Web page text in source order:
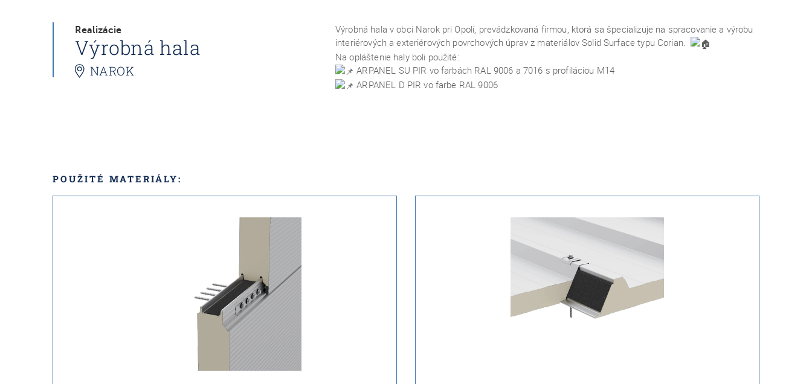
Realizácie
Výrobná hala
NAROK
Výrobná hala v obci Narok pri Opolí, prevádzkovaná firmou, ktorá sa špecializuje na spracovanie a výrobu
interiérových a exteriérových povrchových úprav z materiálov Solid Surface typu Corian.
Na opláštenie haly boli použité:
ARPANEL SU PIR vo farbách RAL 9006 a 7016 s profiláciou M14
ARPANEL D PIR vo farbe RAL 9006
POUŽITÉ MATERIÁLY: